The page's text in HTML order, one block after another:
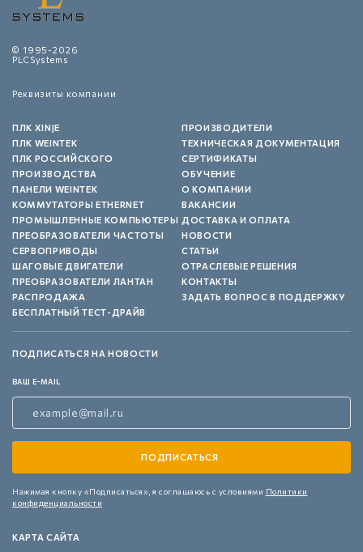
© 1995-2026
PLCSystems
Реквизиты компании
ПЛК XINJE
ПЛК WEINTEK
ПЛК РОССИЙСКОГО
ПРОИЗВОДСТВА
ПАНЕЛИ WEINTEK
КОММУТАТОРЫ ETHERNET
ПРОМЫШЛЕННЫЕ КОМПЬЮТЕРЫ
ПРЕОБРАЗОВАТЕЛИ ЧАСТОТЫ
СЕРВОПРИВОДЫ
ШАГОВЫЕ ДВИГАТЕЛИ
ПРЕОБРАЗОВАТЕЛИ ЛАНТАН
РАСПРОДАЖА
БЕСПЛАТНЫЙ ТЕСТ-ДРАЙВ
ПРОИЗВОДИТЕЛИ
ТЕХНИЧЕСКАЯ ДОКУМЕНТАЦИЯ
СЕРТИФИКАТЫ
ОБУЧЕНИЕ
О КОМПАНИИ
ВАКАНСИИ
ДОСТАВКА И ОПЛАТА
НОВОСТИ
СТАТЬИ
ОТРАСЛЕВЫЕ РЕШЕНИЯ
КОНТАКТЫ
ЗАДАТЬ ВОПРОС В ПОДДЕРЖКУ
ПОДПИСАТЬСЯ НА НОВОСТИ
ВАШ E-MAIL
Нажимая кнопку «Подписаться», я соглашаюсь с условиями Политики
конфиденциальности
КАРТА САЙТА